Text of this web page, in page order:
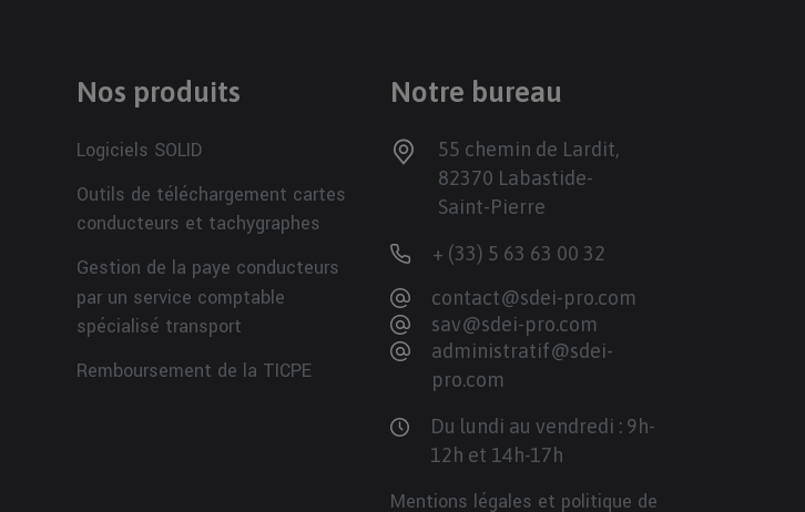
Nos produits
Logiciels SOLID
Outils de téléchargement cartes
conducteurs et tachygraphes
Gestion de la paye conducteurs
par un service comptable
spécialisé transport
Remboursement de la TICPE
Notre bureau
55 chemin de Lardit,
82370 Labastide-
Saint-Pierre
+ (33) 5 63 63 00 32
contact@sdei-pro.com
sav@sdei-pro.com
administratif@sdei-
pro.com
Du lundi au vendredi : 9h-
12h et 14h-17h
Mentions légales et politique de